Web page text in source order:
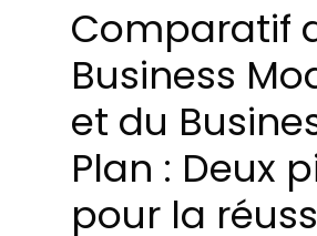
Comparatif
Business
et du
Plan : Deux
pour la